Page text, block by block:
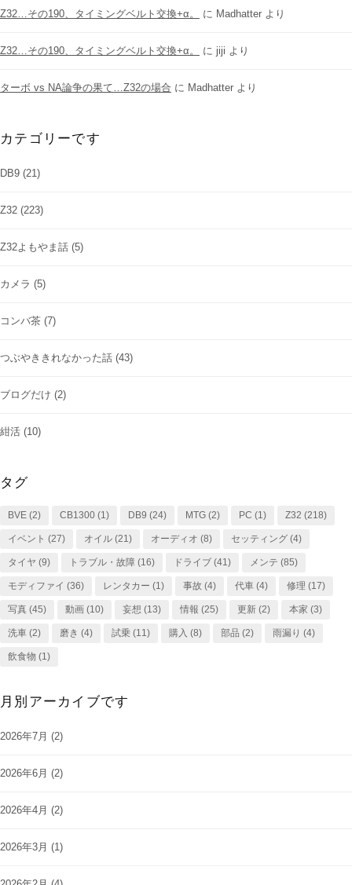
Z32…その190、タイミングベルト交換+α。 に Madhatter より
Z32…その190、タイミングベルト交換+α。 に jiji より
ターボ vs NA論争の果て…Z32の場合 に Madhatter より
カテゴリーです
DB9 (21)
Z32 (223)
Z32よもやま話 (5)
カメラ (5)
コンバ茶 (7)
つぶやききれなかった話 (43)
ブログだけ (2)
紺活 (10)
タグ
BVE (2) CB1300 (1) DB9 (24) MTG (2) PC (1) Z32 (218)
イベント (27) オイル (21) オーディオ (8) セッティング (4)
タイヤ (9) トラブル・故障 (16) ドライブ (41) メンテ (85)
モディファイ (36) レンタカー (1) 事故 (4) 代車 (4) 修理 (17)
写真 (45) 動画 (10) 妄想 (13) 情報 (25) 更新 (2) 本家 (3)
洗車 (2) 磨き (4) 試乗 (11) 購入 (8) 部品 (2) 雨漏り (4)
飲食物 (1)
月別アーカイブです
2026年7月 (2)
2026年6月 (2)
2026年4月 (2)
2026年3月 (1)